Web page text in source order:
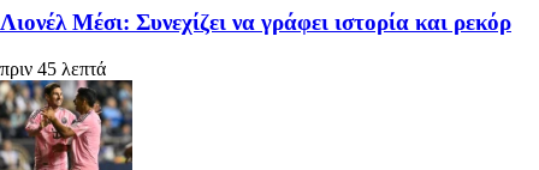
Λιονέλ Μέσι: Συνεχίζει να γράφει ιστορία και ρεκόρ
πριν 45 λεπτά